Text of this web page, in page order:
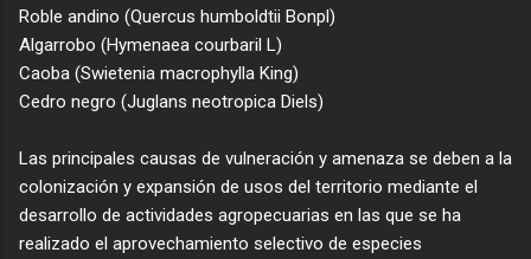
Roble andino (Quercus humboldtii Bonpl)
Algarrobo (Hymenaea courbaril L)
Caoba (Swietenia macrophylla King)
Cedro negro (Juglans neotropica Diels)
Las principales causas de vulneración y amenaza se deben a la
colonización y expansión de usos del territorio mediante el
desarrollo de actividades agropecuarias en las que se ha
realizado el aprovechamiento selectivo de especies